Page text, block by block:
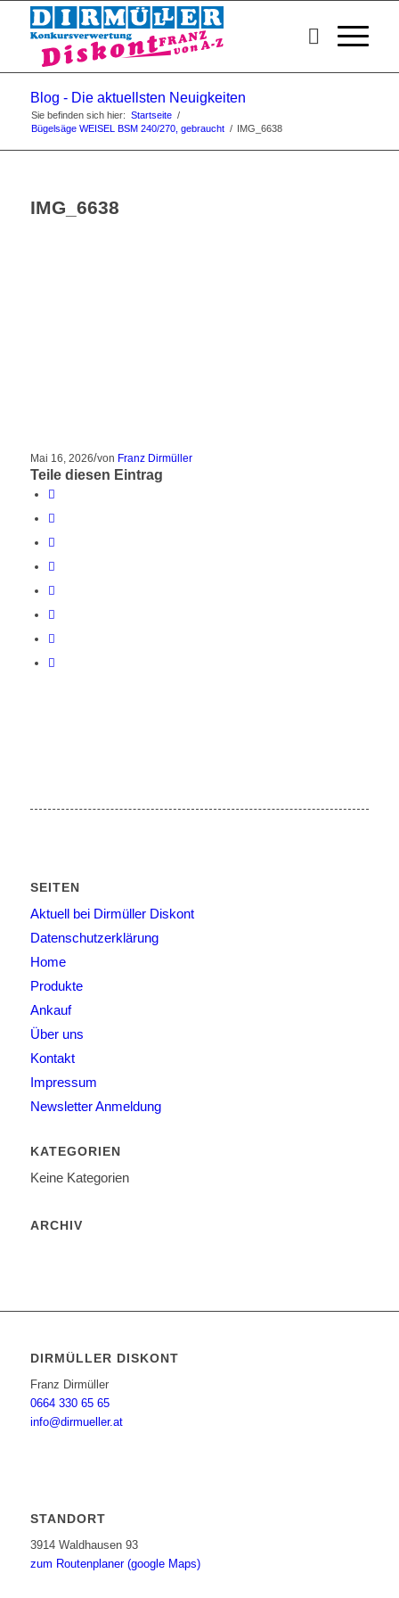
Blog - Die aktuellsten Neuigkeiten
Sie befinden sich hier: Startseite /
Bügelsäge WEISEL BSM 240/270, gebraucht / IMG_6638
IMG_6638
Mai 16, 2026/von Franz Dirmüller
Teile diesen Eintrag
SEITEN
Aktuell bei Dirmüller Diskont
Datenschutzerklärung
Home
Produkte
Ankauf
Über uns
Kontakt
Impressum
Newsletter Anmeldung
KATEGORIEN
Keine Kategorien
ARCHIV
DIRMÜLLER DISKONT
Franz Dirmüller
0664 330 65 65
info@dirmueller.at
STANDORT
3914 Waldhausen 93
zum Routenplaner (google Maps)